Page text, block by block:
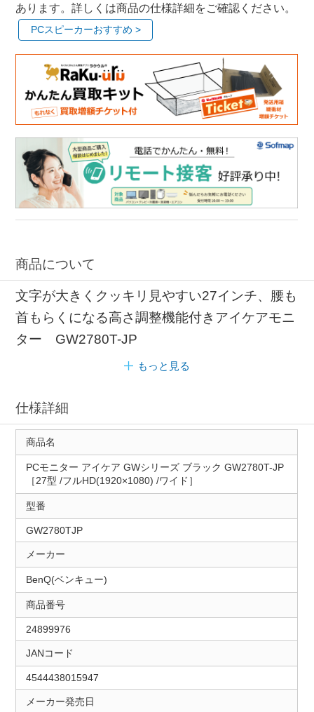
あります。詳しくは商品の仕様詳細をご確認ください。
PCスピーカーおすすめ >
商品について
文字が大きくクッキリ見やすい27インチ、腰も
首もらくになる高さ調整機能付きアイケアモニ
ター GW2780T-JP
もっと見る
仕様詳細
商品名
PCモニター アイケア GWシリーズ ブラック GW2780T-JP
［27型 /フルHD(1920×1080) /ワイド］
型番
GW2780TJP
メーカー
BenQ(ベンキュー)
商品番号
24899976
JANコード
4544438015947
メーカー発売日